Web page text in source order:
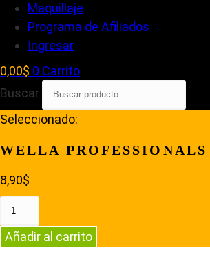
Maquillaje
Programa de Afiliados
Ingresar
0,00$ 0 Carrito
Buscar
Seleccionado:
WELLA
8,90$
WELLA
PROFESSIONALS
COLOR
Añadir al carrito